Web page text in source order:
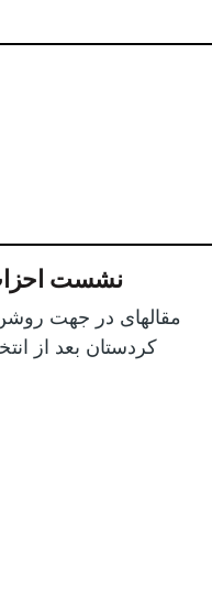
نشست
مقالهای در جهت
کردستان بعد از